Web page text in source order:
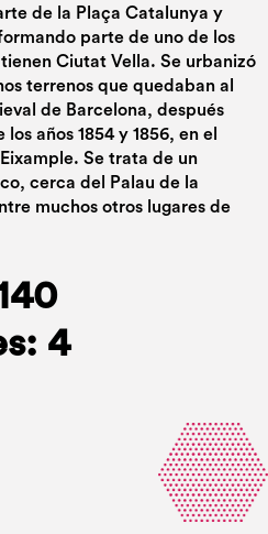
de la Plaça Catalunya y
parte de uno de los
Ciutat Vella. Se urbanizó
terrenos que quedaban al
de Barcelona, después
años 1854 y 1856, en el
Se trata de un
cerca del Palau de la
muchos otros lugares de
4